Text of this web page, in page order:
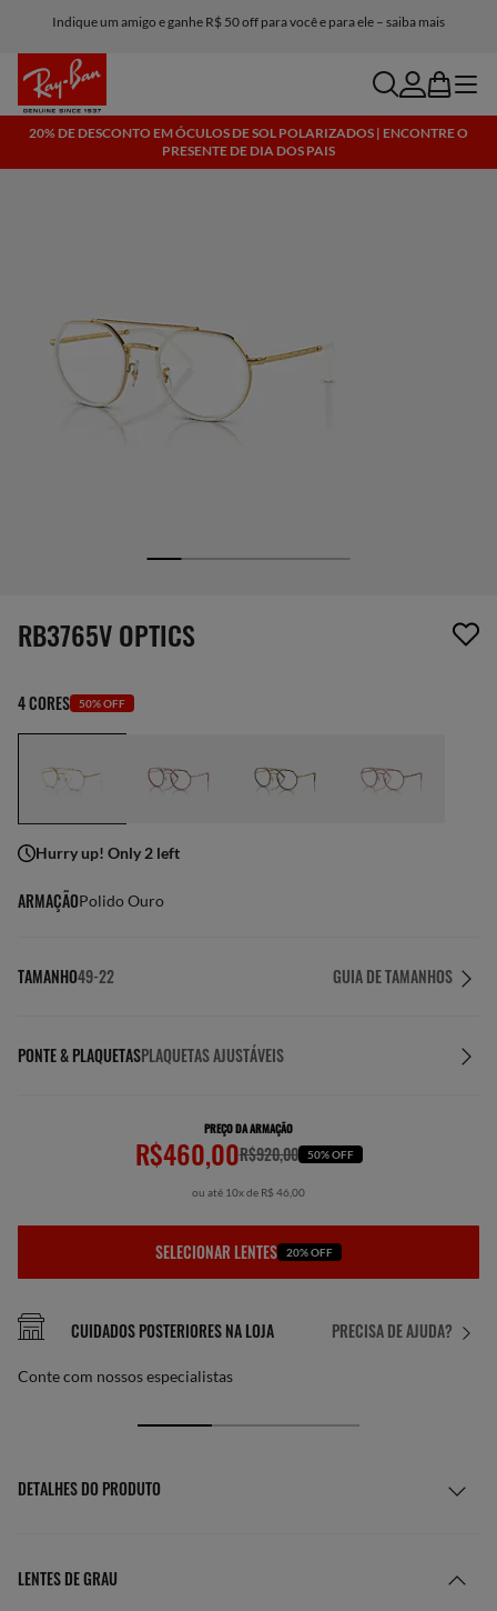
Indique um amigo e ganhe R$ 50 off para você e para ele – saiba mais
searchaccount
bag menu
20% DE DESCONTO EM ÓCULOS DE SOL POLARIZADOS | ENCONTRE O
PRESENTE DE DIA DOS PAIS
1 item foi removido da sua lista de desejos
RB3765V OPTICS
4 CORES 50% OFF
Hurry up! Only 2 left
ARMAÇÃOPolido Ouro
TAMANHO49-22 GUIA DE TAMANHOS
PONTE & PLAQUETASPLAQUETAS AJUSTÁVEIS
PREÇO DA ARMAÇÃO
R$460,00R$920,00 50% OFF
ou até 10x de R$ 46,00
SELECIONAR LENTES 20% OFF
PRECISA DE AJUDA?
CUIDADOS POSTERIORES NA LOJA
Conte com nossos especialistas
DETALHES DO PRODUTO
LENTES DE GRAU